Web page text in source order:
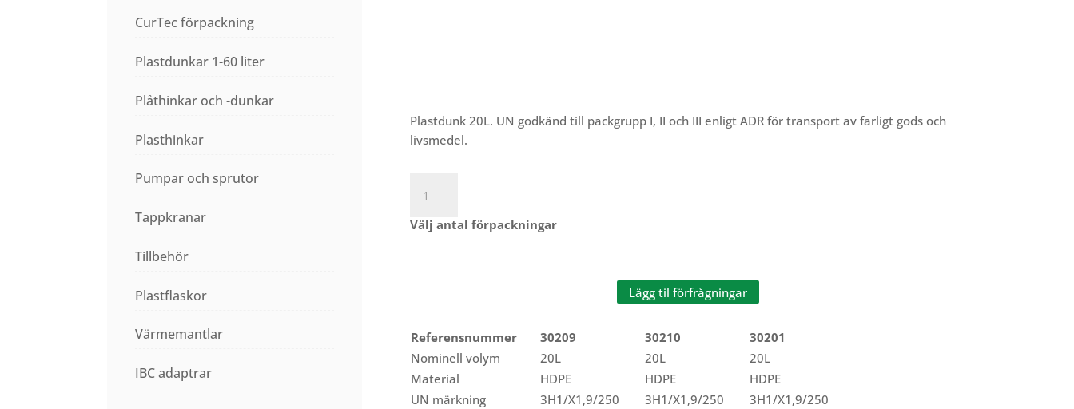
CurTec förpackning
Plastdunkar 1-60 liter
Plåthinkar och -dunkar
Plasthinkar
Pumpar och sprutor
Tappkranar
Tillbehör
Plastflaskor
Värmemantlar
IBC adaptrar
Plastdunk 20L. UN godkänd till packgrupp I, II och III enligt ADR för transport av farligt gods och
livsmedel.
plastdunkar
20L
Välj antal förpackningar
Lägg til förfrågningar
Referensnummer 30209 30210
30201
Nominell volym
20L 20L
20L
Material
HDPE HDPE
HDPE
UN märkning
3H1/X1,9/250 3H1/X1,9/250
3H1/X1,9/250